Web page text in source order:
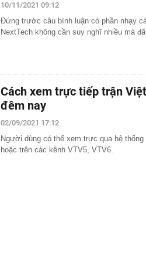
10/11/2021 09:12
Đứng trước câu bình luận có phần nhạy
NextTech không cần suy nghĩ nhiều mà
Cách xem trực tiếp trận
đêm nay
02/09/2021 17:12
Người dùng có thể xem trực qua hệ
hoặc trên các kênh VTV5, VTV6.